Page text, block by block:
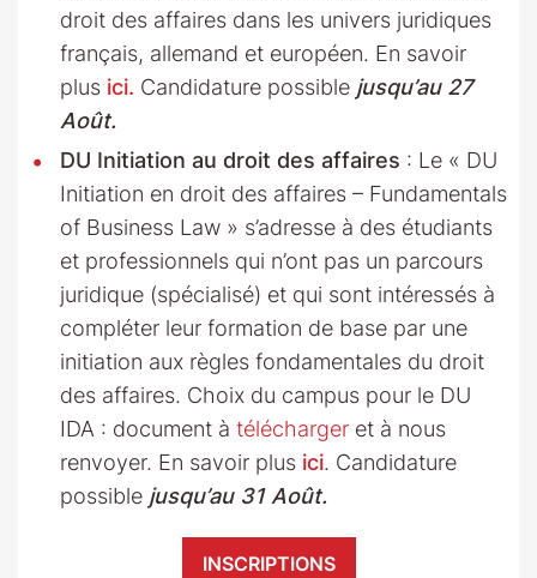
droit des affaires dans les univers juridiques
français, allemand et européen. En savoir
plus ici. Candidature possible jusqu’au 27
Août.
DU Initiation au droit des affaires : Le « DU
Initiation en droit des affaires – Fundamentals
of Business Law » s’adresse à des étudiants
et professionnels qui n’ont pas un parcours
juridique (spécialisé) et qui sont intéressés à
compléter leur formation de base par une
initiation aux règles fondamentales du droit
des affaires. Choix du campus pour le DU
IDA : document à télécharger et à nous
renvoyer. En savoir plus ici. Candidature
possible jusqu’au 31 Août.
INSCRIPTIONS